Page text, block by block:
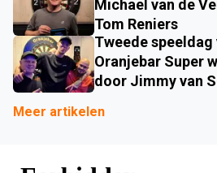
Michael van de
Tom Reniers
Tweede speeldag
Oranjebar Super
door Jimmy van
Meer artikelen